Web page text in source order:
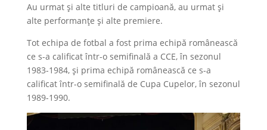
Au urmat și alte titluri de campioană, au urmat și
alte performanțe și alte premiere.
Tot echipa de fotbal a fost prima echipă românească
ce s-a calificat într-o semifinală a CCE, în sezonul
1983-1984, și prima echipă românească ce s-a
calificat într-o semifinală de Cupa Cupelor, în sezonul
1989-1990.